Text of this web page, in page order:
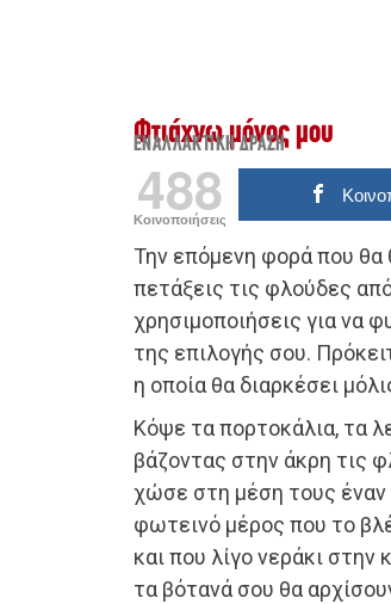
Φτιάχνω μόνος μου
ΕΝΑΛΛΑΚΤΙΚΉ ΔΡΆΣΗ
488
Κοινοποιήσεις
Την επόμενη φορά που θα
πετάξεις τις φλούδες
χρησιμοποιήσεις για να
της επιλογής σου.
η οποία θα διαρκέσει
Κόψε τα πορτοκάλια, τα
βάζοντας στην άκρη τις
χώσε στη μέση τους
φωτεινό μέρος που το
και που λίγο νεράκι
τα βότανά σου θα